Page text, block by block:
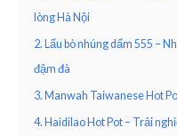
lòng Hà Nội
2. Lẩu bò nhúng dấm 555 –
đậm đà
3. Manwah Taiwanese Hot
4. Haidilao Hot Pot – Trải